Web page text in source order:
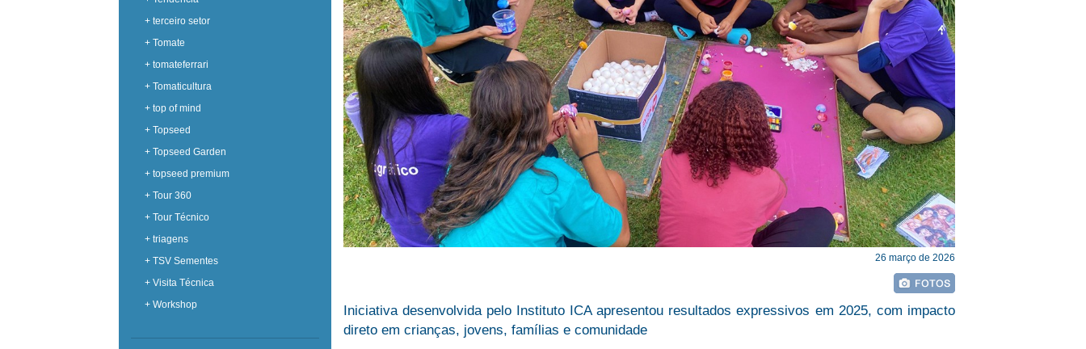
+ terceiro setor
+ Tomate
+ tomateferrari
+ Tomaticultura
+ top of mind
+ Topseed
+ Topseed Garden
+ topseed premium
+ Tour 360
+ Tour Técnico
+ triagens
+ TSV Sementes
+ Visita Técnica
+ Workshop
26 março de 2026
Iniciativa desenvolvida pelo Instituto ICA apresentou resultados expressivos em 2025, com impacto
direto em crianças, jovens, famílias e comunidade